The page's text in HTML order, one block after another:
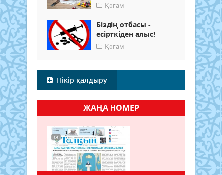
Қоғам
Біздің отбасы -
есірткіден алыс!
Қоғам
Пікір қалдыру
ЖАҢА НОМЕР